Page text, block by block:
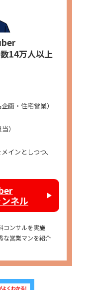
14万人以上
画・住宅営業）
）
インとしつつ、
ネル
コンサルを実施
な営業マンを紹介